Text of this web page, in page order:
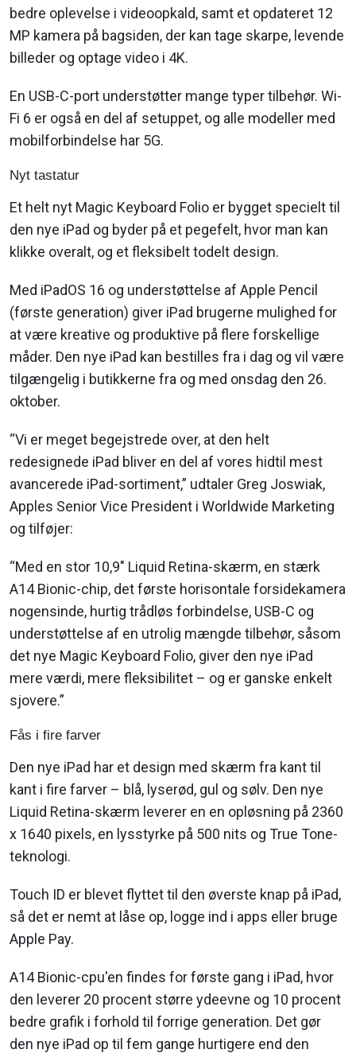
bedre oplevelse i videoopkald, samt et opdateret 12
MP kamera på bagsiden, der kan tage skarpe, levende
billeder og optage video i 4K.
En USB-C-port understøtter mange typer tilbehør. Wi-
Fi 6 er også en del af setuppet, og alle modeller med
mobilforbindelse har 5G.
Nyt tastatur
Et helt nyt Magic Keyboard Folio er bygget specielt til
den nye iPad og byder på et pegefelt, hvor man kan
klikke overalt, og et fleksibelt todelt design.
Med iPadOS 16 og understøttelse af Apple Pencil
(første generation) giver iPad brugerne mulighed for
at være kreative og produktive på flere forskellige
måder. Den nye iPad kan bestilles fra i dag og vil være
tilgængelig i butikkerne fra og med onsdag den 26.
oktober.
“Vi er meget begejstrede over, at den helt
redesignede iPad bliver en del af vores hidtil mest
avancerede iPad-sortiment,” udtaler Greg Joswiak,
Apples Senior Vice President i Worldwide Marketing
og tilføjer:
“Med en stor 10,9" Liquid Retina-skærm, en stærk
A14 Bionic-chip, det første horisontale forsidekamera
nogensinde, hurtig trådløs forbindelse, USB-C og
understøttelse af en utrolig mængde tilbehør, såsom
det nye Magic Keyboard Folio, giver den nye iPad
mere værdi, mere fleksibilitet – og er ganske enkelt
sjovere.”
Fås i fire farver
Den nye iPad har et design med skærm fra kant til
kant i fire farver – blå, lyserød, gul og sølv. Den nye
Liquid Retina-skærm leverer en en opløsning på 2360
x 1640 pixels, en lysstyrke på 500 nits og True Tone-
teknologi.
Touch ID er blevet flyttet til den øverste knap på iPad,
så det er nemt at låse op, logge ind i apps eller bruge
Apple Pay.
A14 Bionic-cpu'en findes for første gang i iPad, hvor
den leverer 20 procent større ydeevne og 10 procent
bedre grafik i forhold til forrige generation. Det gør
den nye iPad op til fem gange hurtigere end den